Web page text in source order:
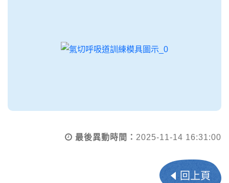
最後異動時間： 2025-11-14 16:31:00
回上頁